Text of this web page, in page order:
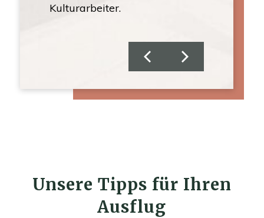
Kulturarbeiter.
Unsere Tipps für Ihren
Ausflug